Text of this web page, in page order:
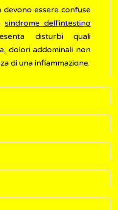
devono essere confuse
sindrome dell'intestino
disturbi quali
, dolori addominali non
di una infiammazione.
delle malattie
dell'intestino
della loro gravità
colpita.
croniche
sono ancora chiare.
disponibili
chel'infiammazione
della malattia dal
comparsa (diagnosi
iniziare subito la cura
cure risolutive per